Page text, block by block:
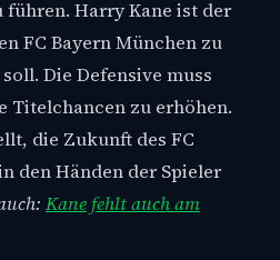
führen. Harry Kane ist der
FC Bayern München zu
Die Defensive muss
Titelchancen zu erhöhen.
die Zukunft des FC
den Händen der Spieler
Kane fehlt auch am